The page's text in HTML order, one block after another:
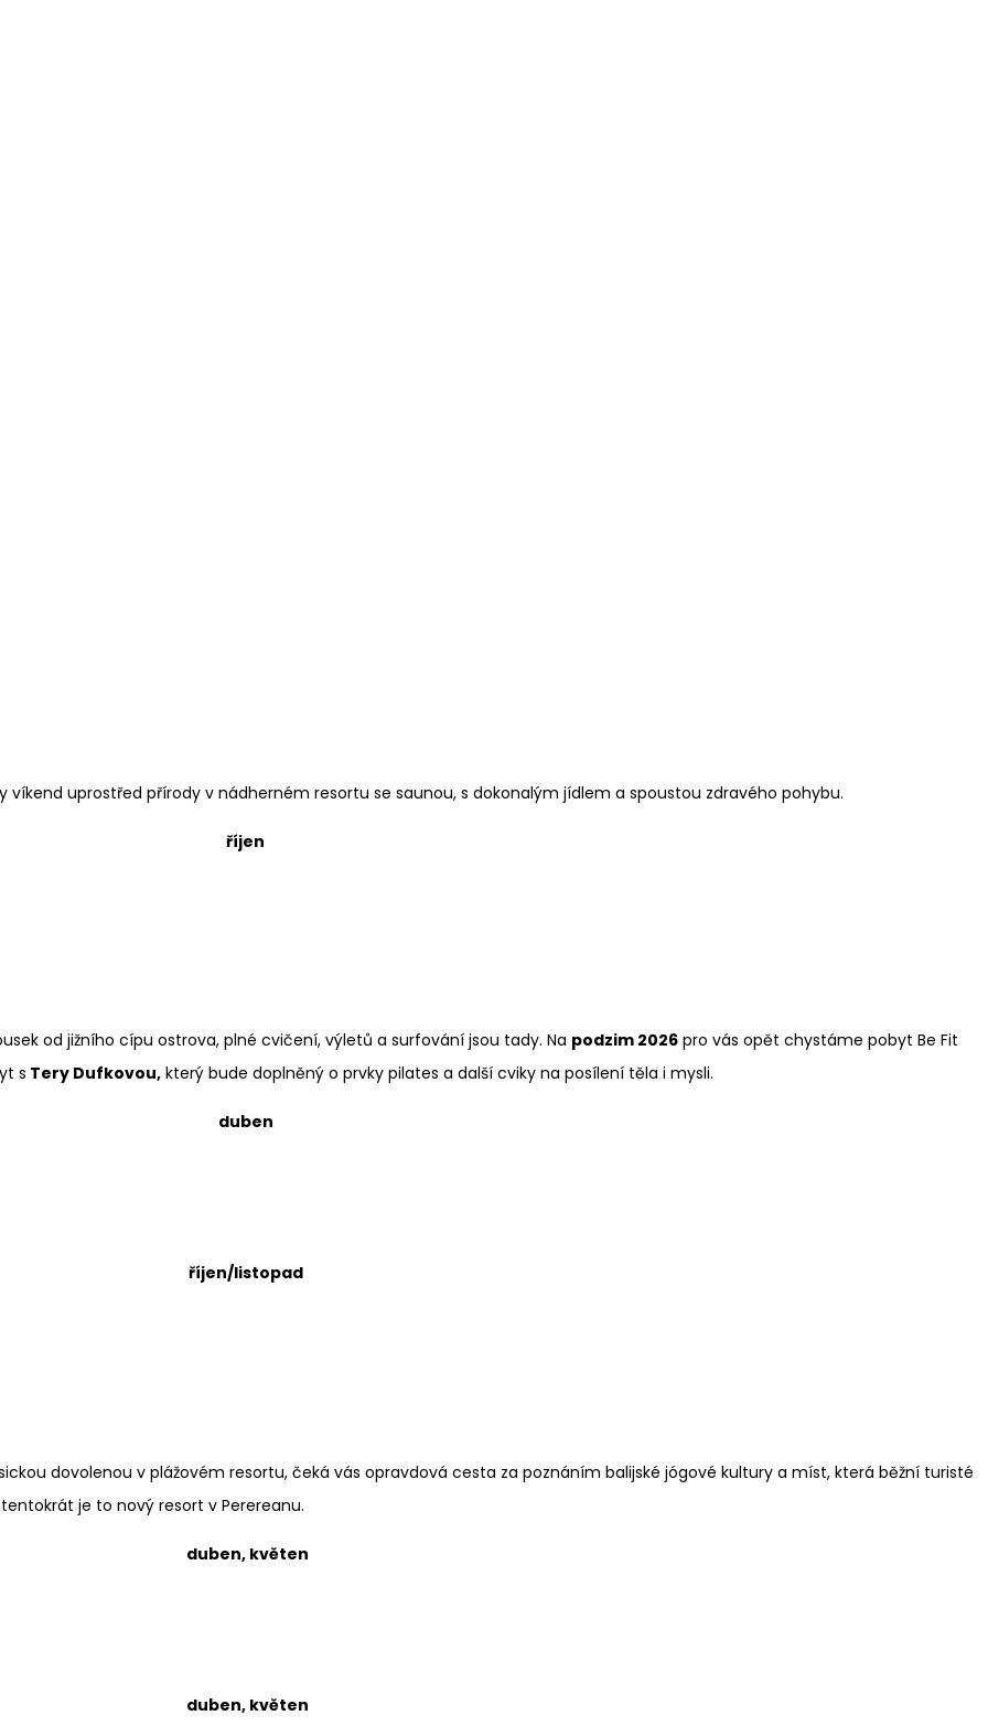
víkend uprostřed přírody v nádherném resortu se saunou, s dokonalým jídlem a spoustou zdravého pohybu.
říjen
od jižního cípu ostrova, plné cvičení, výletů a surfování jsou tady. Na podzim 2026 pro vás opět chystáme pobyt Be Fit
s Tery Dufkovou, který bude doplněný o prvky pilates a další cviky na posílení těla i mysli.
duben
říjen/listopad
dovolenou v plážovém resortu, čeká vás opravdová cesta za poznáním balijské jógové kultury a míst, která běžní turisté
je to nový resort v Perereanu.
duben, květen
duben, květen